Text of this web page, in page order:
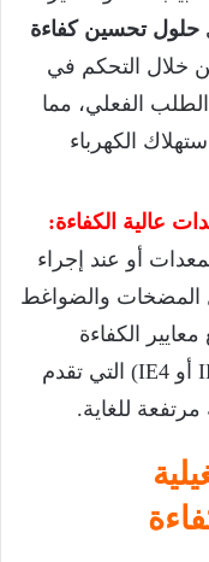
حلول تحسين كفاءة
خلال التحكم في
الفعلي، مما
30-50% من استهلاك الكهرباء
عالية الكفاءة:
أو عند إجراء
المضخات والضواغط
الكفاءة
العالمية (مثل محركات الفئة IE3 أو IE4) التي تقدم
للغاية.